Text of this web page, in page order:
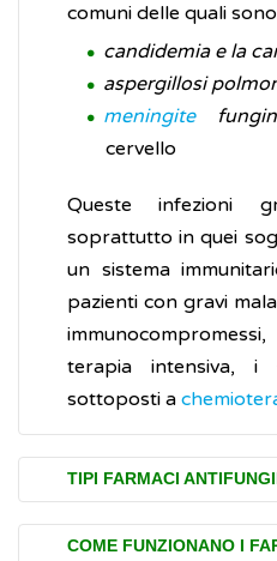
comuni delle quali
candidemia e la
aspergillosi
meningite
cervello
Queste infezioni
soprattutto in quei
un sistema
pazienti con gravi
terapia intensiva, i
sottoposti a
TIPI FARMACI
I farmaci antifungini
COME FUNZIONANO I